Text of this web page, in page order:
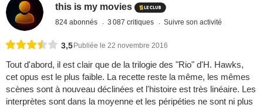
this is my movies
824 abonnés 3 087 critiques Suivre son activité
3,5 Publiée le 22 novembre 2016
Tout d'abord, il est clair que de la trilogie des "Rio" d'H. Hawks,
cet opus est le plus faible. La recette reste la même, les mêmes
scènes sont à nouveau déclinées et l'histoire est très linéaire. Les
interprètes sont dans la moyenne et les péripéties ne sont ni plus